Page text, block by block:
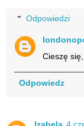
Odpowiedzi
Cieszę
Odpowiedz